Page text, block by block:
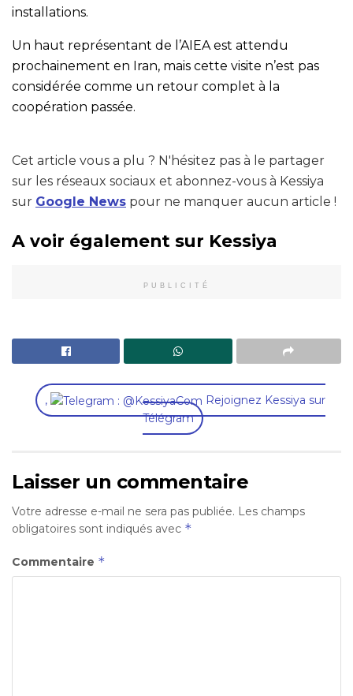
installations.
Un haut représentant de l’AIEA est attendu
prochainement en Iran, mais cette visite n’est pas
considérée comme un retour complet à la
coopération passée.
Cet article vous a plu ? N'hésitez pas à le partager
sur les réseaux sociaux et abonnez-vous à Kessiya
sur Google News pour ne manquer aucun article !
A voir également sur Kessiya
PUBLICITÉ
,
Rejoignez Kessiya sur
Télégram
Laisser un commentaire
Votre adresse e-mail ne sera pas publiée. Les champs
obligatoires sont indiqués avec *
Commentaire *